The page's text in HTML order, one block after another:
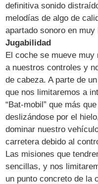
definitiva sonido
melodías de algo de
apartado sonoro en muy
Jugabilidad
El coche se mueve muy
a nuestros controles y
de cabeza. A parte de
que nos limitaremos a
“Bat-mobil” que más
deslizándose por el
dominar nuestro
carretera debido al
Las misiones que
sencillas, y nos
un punto concreto de la